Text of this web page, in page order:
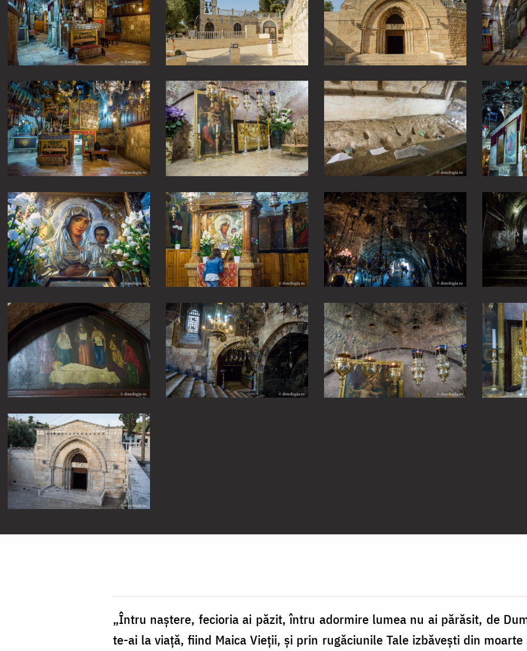
„Întru naştere, fecioria ai păzit, întru adormire lumea nu ai părăsit, de
te-ai la viaţă, fiind Maica Vieţii, şi prin rugăciunile Tale izbăveşti din